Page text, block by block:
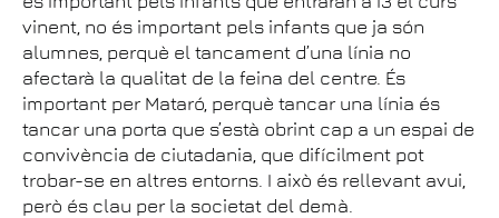
vinent, no és important pels infants que ja són
alumnes, perquè el tancament d’una línia no
afectarà la qualitat de la feina del centre. És
important per Mataró, perquè tancar una línia és
tancar una porta que s’està obrint cap a un espai de
convivència de ciutadania, que difícilment pot
trobar-se en altres entorns. I això és rellevant avui,
però és clau per la societat del demà.